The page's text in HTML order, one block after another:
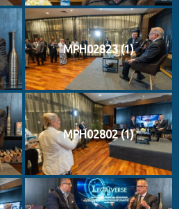
MPH02823 (1)
MPH02802 (1)